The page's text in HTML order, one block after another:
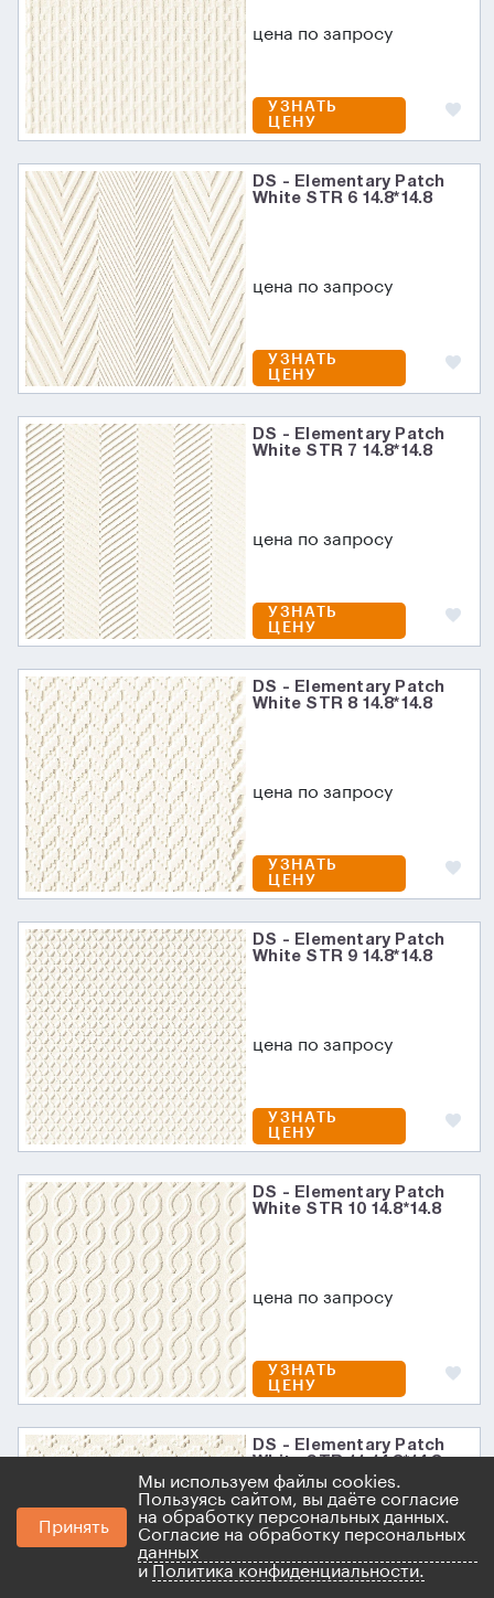
цена по запросу
УЗНАТЬ
ЦЕНУ
DS - Elementary Patch
White STR 6 14.8*14.8
цена по запросу
УЗНАТЬ
ЦЕНУ
DS - Elementary Patch
White STR 7 14.8*14.8
цена по запросу
УЗНАТЬ
ЦЕНУ
DS - Elementary Patch
White STR 8 14.8*14.8
цена по запросу
УЗНАТЬ
ЦЕНУ
DS - Elementary Patch
White STR 9 14.8*14.8
цена по запросу
УЗНАТЬ
ЦЕНУ
DS - Elementary Patch
White STR 10 14.8*14.8
цена по запросу
УЗНАТЬ
ЦЕНУ
DS - Elementary Patch
Принять
Мы используем файлы cookies.
Пользуясь сайтом, вы даёте согласие
на обработку персональных данных.
Согласие на обработку персональных
данных
и Политика конфиденциальности.